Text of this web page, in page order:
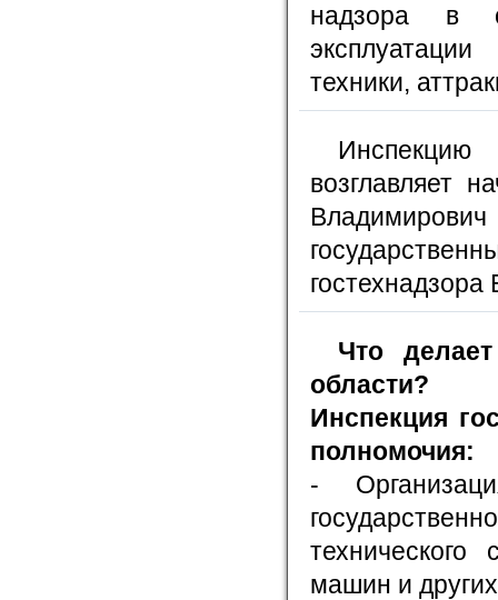
надзора в
техники,
возглавляет
гостехнадзора
Что
области?
Инспекция
полномочия:
-
машин и